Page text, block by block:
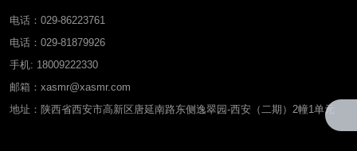
电话：029-86223761
电话：029-81879926
手机: 18009222330
邮箱：xasmr@xasmr.com
地址：陕西省西安市高新区唐延南路东侧逸翠园-西安（二期）2幢1单元